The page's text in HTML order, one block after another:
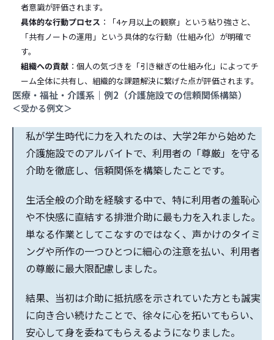
者意識が評価されます。
具体的な行動プロセス ：「4ヶ月以上の観察」という粘り強さと、
「共有ノートの運用」という具体的な行動（仕組み化）が明確で
す。
組織への貢献 ：個人の気づきを「引き継ぎの仕組み化」によってチ
ーム全体に共有し、組織的な課題解決に繋げた点が評価されます。
医療・福祉・介護系｜例2（介護施設での信頼関係構築）
＜受かる例文＞
私が学生時代に力を入れたのは、大学2年から始めた
介護施設でのアルバイトで、利用者の「尊厳」を守る
介助を徹底し、信頼関係を構築したことです。
生活全般の介助を経験する中で、特に利用者の羞恥心
や不快感に直結する排泄介助に最も力を入れました。
単なる作業としてこなすのではなく、声かけのタイミ
ングや所作の一つひとつに細心の注意を払い、利用者
の尊厳に最大限配慮しました。
結果、当初は介助に抵抗感を示されていた方とも誠実
に向き合い続けたことで、徐々に心を拓いてもらい、
安心して身を委ねてもらえるようになりました。